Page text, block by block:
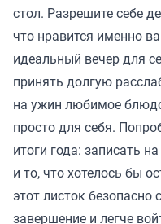
стол. Разрешите себе
что нравится именно
идеальный вечер для
принять долгую
на ужин любимое
просто для себя.
итоги года: записать
и то, что хотелось бы
этот листок
завершение и легче